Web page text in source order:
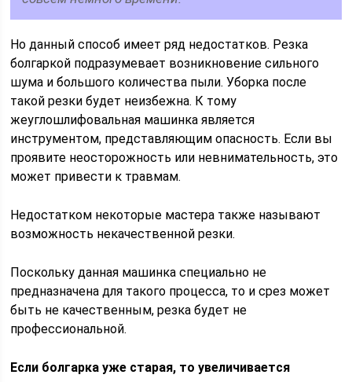
Но данный способ имеет ряд недостатков. Резка
болгаркой подразумевает возникновение сильного
шума и большого количества пыли. Уборка после
такой резки будет неизбежна. К тому
жеуглошлифовальная машинка является
инструментом, представляющим опасность. Если вы
проявите неосторожность или невнимательность, это
может привести к травмам.
Недостатком некоторые мастера также называют
возможность некачественной резки.
Поскольку данная машинка специально не
предназначена для такого процесса, то и срез может
быть не качественным, резка будет не
профессиональной.
Если болгарка уже старая, то увеличивается